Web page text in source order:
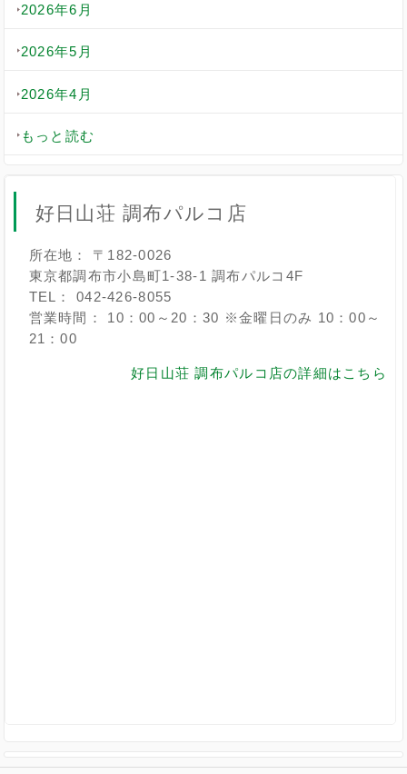
2026年6月
2026年5月
2026年4月
もっと読む
好日山荘 調布パルコ店
所在地： 〒182-0026
東京都調布市小島町1-38-1 調布パルコ4F
TEL： 042-426-8055
営業時間： 10：00～20：30 ※金曜日のみ 10：00～
21：00
好日山荘 調布パルコ店の詳細はこちら